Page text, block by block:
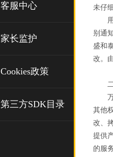
客服中心
家长监护
Cookies政策
第三方SDK目录
未仔
别通
盛和
改。
其他
改、
提供
的服